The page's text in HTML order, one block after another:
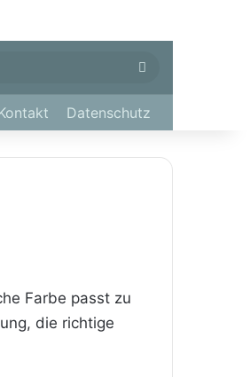
Datenschutz
Farbe passt zu
die richtige